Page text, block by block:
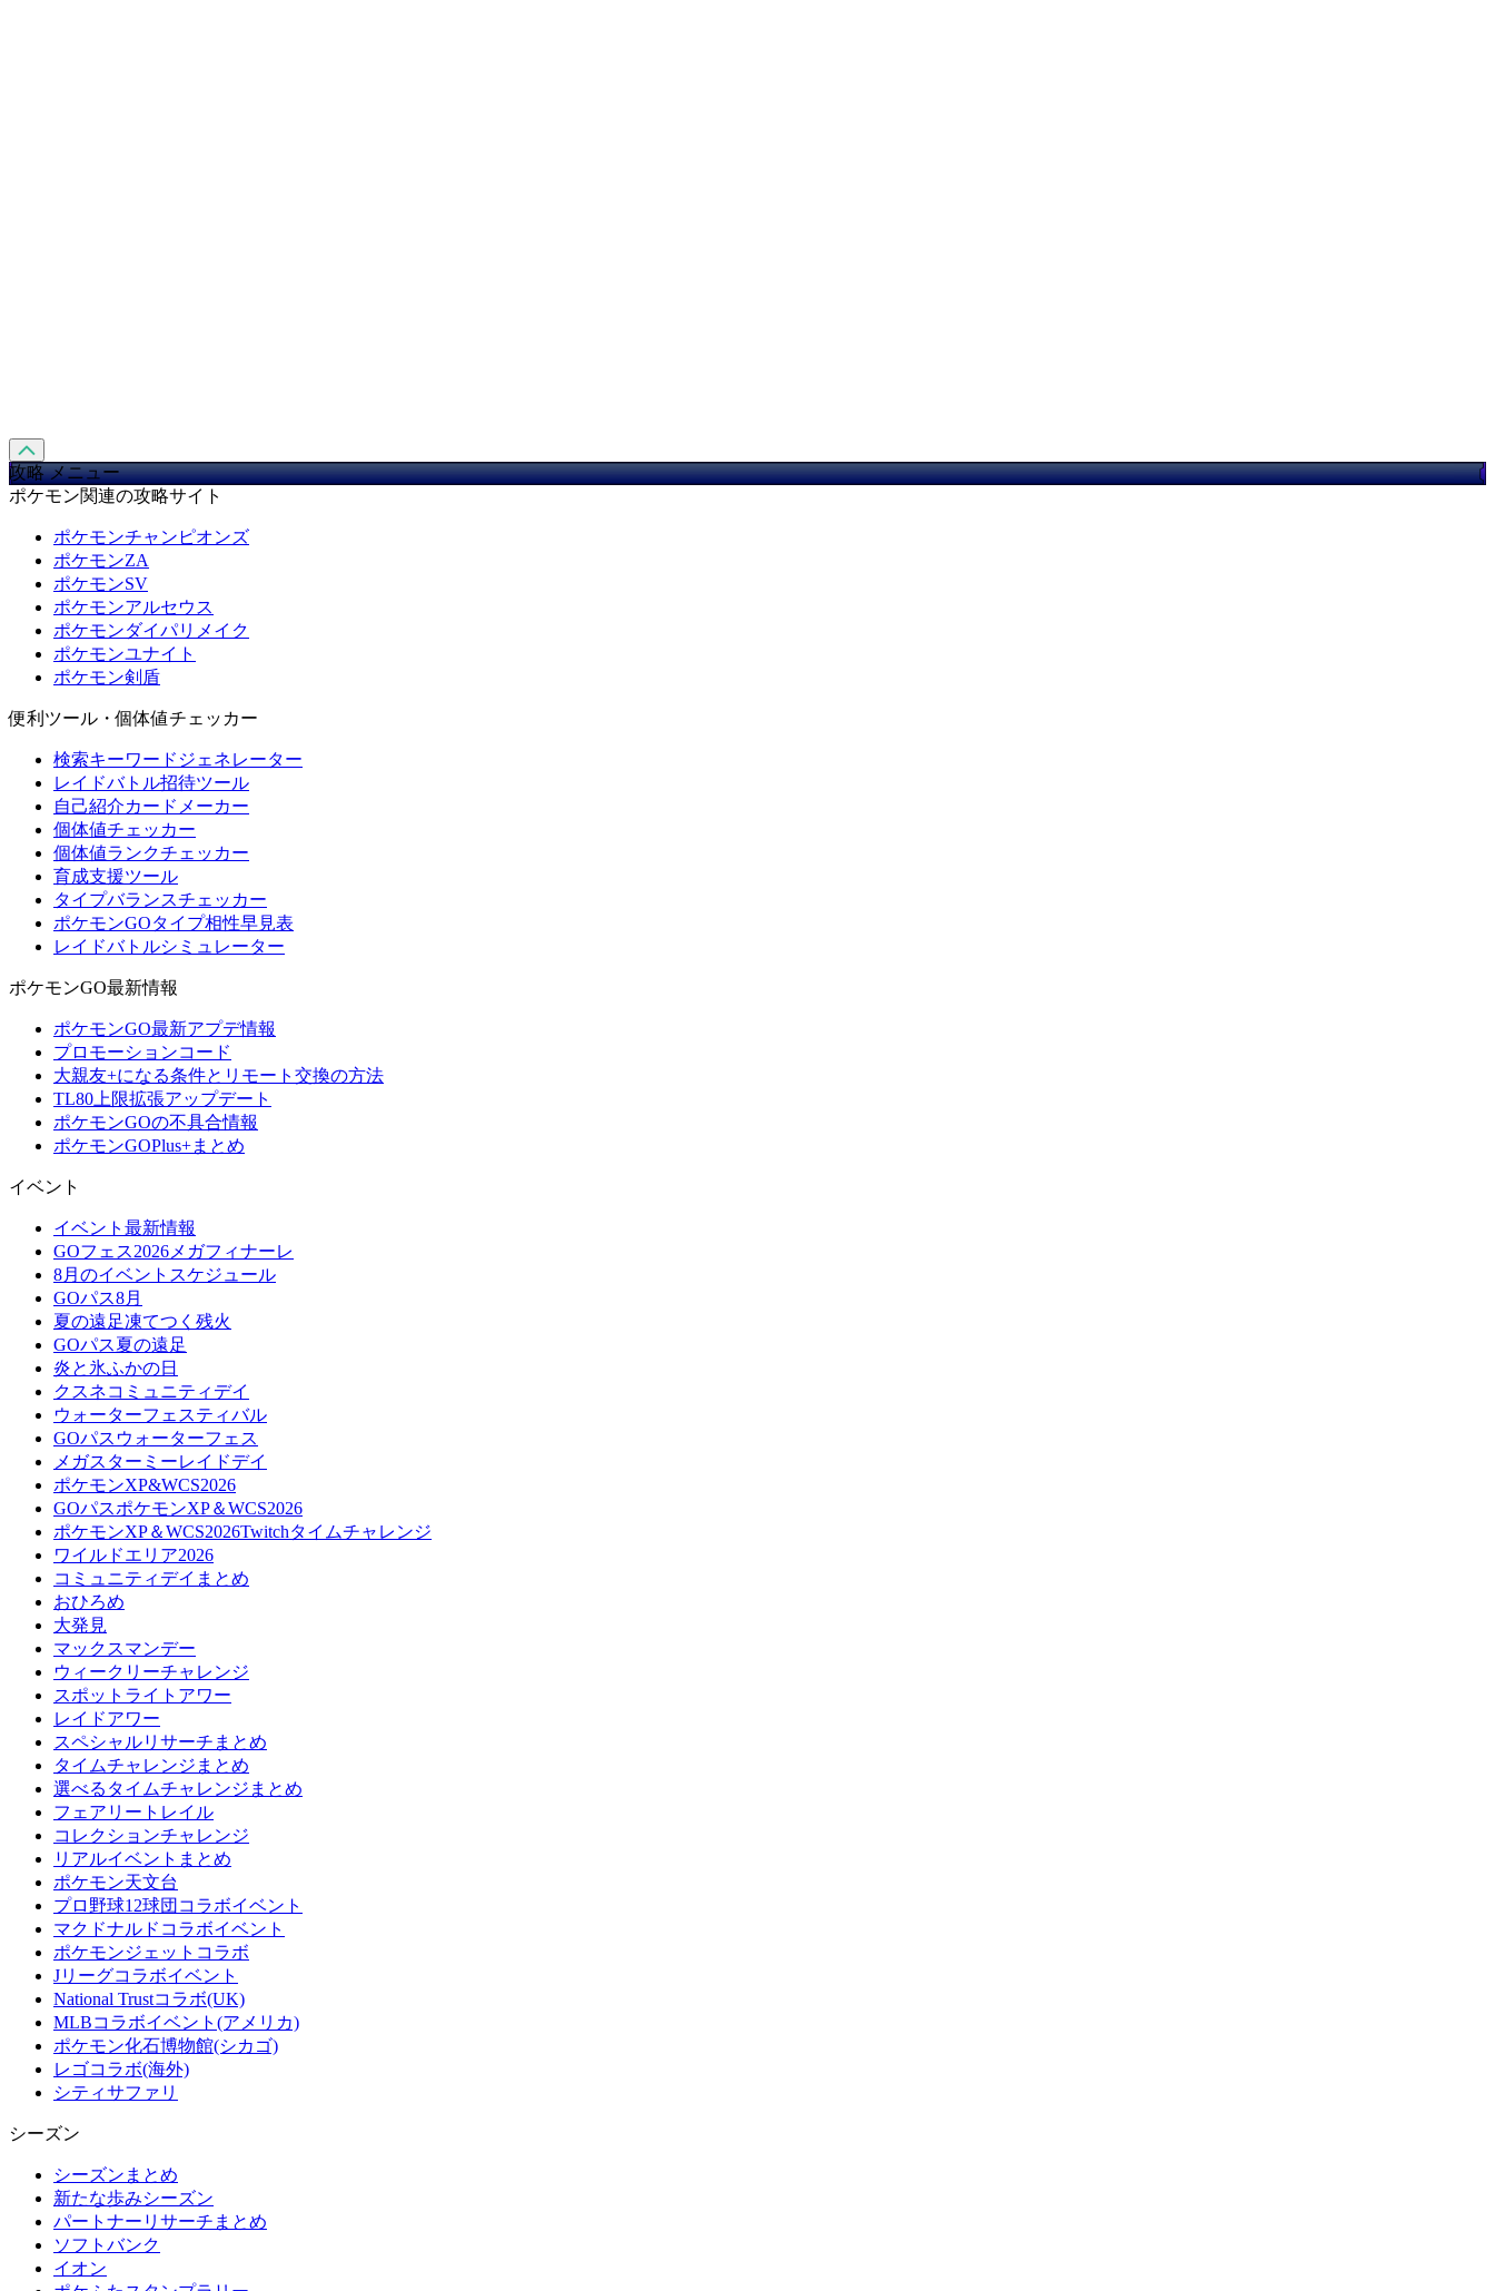
攻略 メニュー
ポケモン関連の攻略サイト
ポケモンチャンピオンズ
ポケモンZA
ポケモンSV
ポケモンアルセウス
ポケモンダイパリメイク
ポケモンユナイト
ポケモン剣盾
便利ツール・個体値チェッカー
検索キーワードジェネレーター
レイドバトル招待ツール
自己紹介カードメーカー
個体値チェッカー
個体値ランクチェッカー
育成支援ツール
タイプバランスチェッカー
ポケモンGOタイプ相性早見表
レイドバトルシミュレーター
ポケモンGO最新情報
ポケモンGO最新アプデ情報
プロモーションコード
大親友+になる条件とリモート交換の方法
TL80上限拡張アップデート
ポケモンGOの不具合情報
ポケモンGOPlus+まとめ
イベント
イベント最新情報
GOフェス2026メガフィナーレ
8月のイベントスケジュール
GOパス8月
夏の遠足凍てつく残火
GOパス夏の遠足
炎と氷ふかの日
クスネコミュニティデイ
ウォーターフェスティバル
GOパスウォーターフェス
メガスターミーレイドデイ
ポケモンXP&WCS2026
GOパスポケモンXP＆WCS2026
ポケモンXP＆WCS2026Twitchタイムチャレンジ
ワイルドエリア2026
コミュニティデイまとめ
おひろめ
大発見
マックスマンデー
ウィークリーチャレンジ
スポットライトアワー
レイドアワー
スペシャルリサーチまとめ
タイムチャレンジまとめ
選べるタイムチャレンジまとめ
フェアリートレイル
コレクションチャレンジ
リアルイベントまとめ
ポケモン天文台
プロ野球12球団コラボイベント
マクドナルドコラボイベント
ポケモンジェットコラボ
Jリーグコラボイベント
National Trustコラボ(UK)
MLBコラボイベント(アメリカ)
ポケモン化石博物館(シカゴ)
レゴコラボ(海外)
シティサファリ
シーズン
シーズンまとめ
新たな歩みシーズン
パートナーリサーチまとめ
ソフトバンク
イオン